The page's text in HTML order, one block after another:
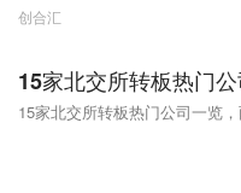
创合汇
15家北交所转板热门
15家北交所转板热门公司一览